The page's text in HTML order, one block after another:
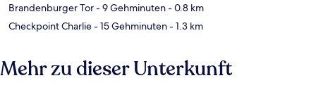
Brandenburger Tor- 9 Gehminuten- 0.8 km
Checkpoint Charlie- 15 Gehminuten- 1.3 km
Mehr zu dieser Unterkunft